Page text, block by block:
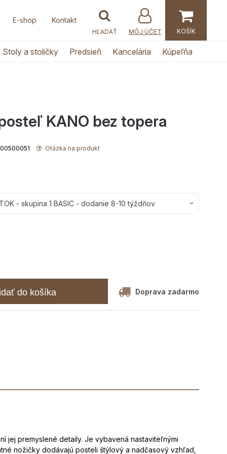
E-shop Kontakt
MÔJ ÚČET
Stoly a stoličky Predsieň Kancelária Kúpeľňa
KANO bez topera
Otázka na produkt
- skupina 1 BASIC - dodanie 8-10 týždňov
do košíka Doprava zadarmo
jej premyslené detaily. Je vybavená nastaviteľnými
nožičky dodávajú posteli štýlový a nadčasový vzhľad,